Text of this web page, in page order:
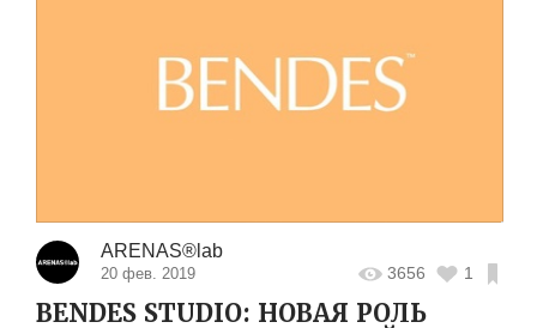
ARENAS®lab
20 фев. 2019 3656 1
BENDES STUDIO: НОВАЯ РОЛЬ